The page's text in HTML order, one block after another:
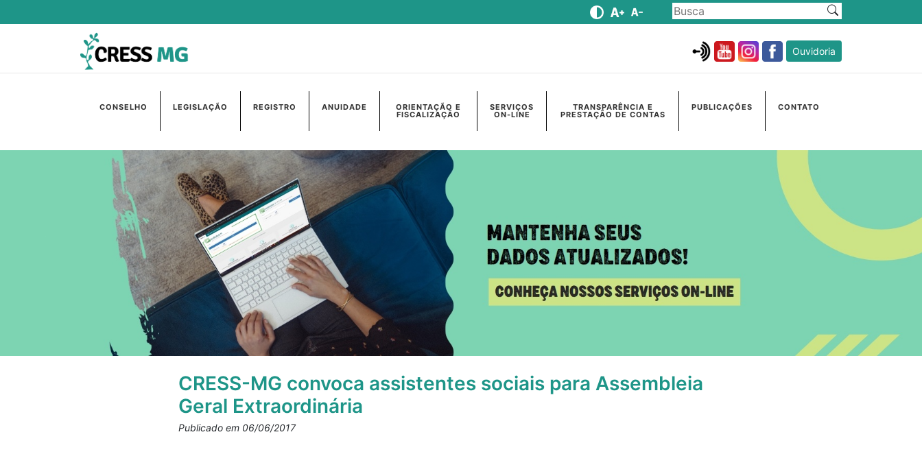
Ouvidoria
CONSELHO LEGISLAÇÃO REGISTRO ANUIDADE ORIENTAÇÃO E
FISCALIZAÇÃO
SERVIÇOS
ON-LINE
TRANSPARÊNCIA E
PRESTAÇÃO DE CONTAS
PUBLICAÇÕES CONTATO
CRESS-MG convoca assistentes sociais para Assembleia
Geral Extraordinária
Publicado em 06/06/2017